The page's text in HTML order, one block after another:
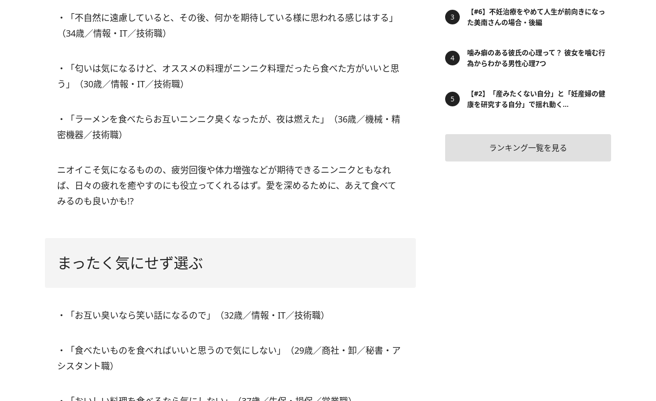
・「不自然に遠慮していると、その後、何かを期待している様に思われる感じはする」
（34歳／情報・IT／技術職）
・「匂いは気になるけど、オススメの料理がニンニク料理だったら食べた方がいいと思
う」（30歳／情報・IT／技術職）
・「ラーメンを食べたらお互いニンニク臭くなったが、夜は燃えた」（36歳／機械・精
密機器／技術職）
ニオイこそ気になるものの、疲労回復や体力増強などが期待できるニンニクともなれ
ば、日々の疲れを癒やすのにも役立ってくれるはず。愛を深めるために、あえて食べて
みるのも良いかも!?
まったく気にせず選ぶ
・「お互い臭いなら笑い話になるので」（32歳／情報・IT／技術職）
・「食べたいものを食べればいいと思うので気にしない」（29歳／商社・卸／秘書・ア
シスタント職）
【#6】不妊治療をやめて人生が前向きになっ
た美南さんの場合・後編
噛み癖のある彼氏の心理って？ 彼女を噛む行
為からわかる男性心理7つ
【#2】「産みたくない自分」と「妊産婦の健
康を研究する自分」で揺れ動く...
ランキング一覧を見る